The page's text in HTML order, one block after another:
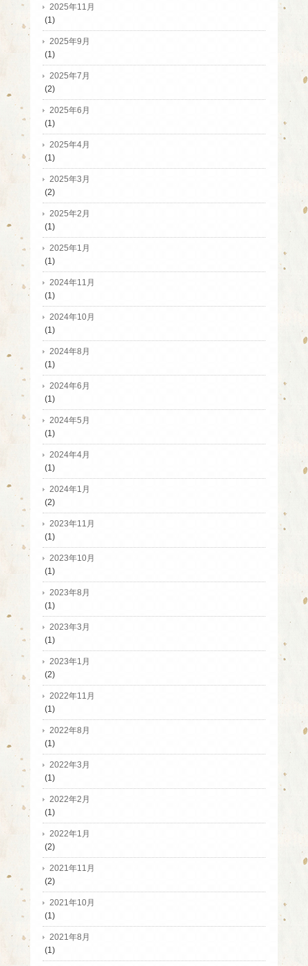
2025年11月
(1)
2025年9月
(1)
2025年7月
(2)
2025年6月
(1)
2025年4月
(1)
2025年3月
(2)
2025年2月
(1)
2025年1月
(1)
2024年11月
(1)
2024年10月
(1)
2024年8月
(1)
2024年6月
(1)
2024年5月
(1)
2024年4月
(1)
2024年1月
(2)
2023年11月
(1)
2023年10月
(1)
2023年8月
(1)
2023年3月
(1)
2023年1月
(2)
2022年11月
(1)
2022年8月
(1)
2022年3月
(1)
2022年2月
(1)
2022年1月
(2)
2021年11月
(2)
2021年10月
(1)
2021年8月
(1)